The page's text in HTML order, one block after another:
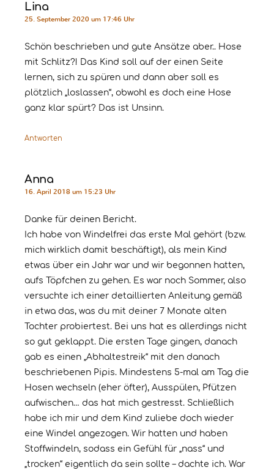
Lina
25. September 2020 um 17:46 Uhr
Schön beschrieben und gute Ansätze aber.. Hose
mit Schlitz?! Das Kind soll auf der einen Seite
lernen, sich zu spüren und dann aber soll es
plötzlich „loslassen“, obwohl es doch eine Hose
ganz klar spürt? Das ist Unsinn.
Antworten
Anna
16. April 2018 um 15:23 Uhr
Danke für deinen Bericht.
Ich habe von Windelfrei das erste Mal gehört (bzw.
mich wirklich damit beschäftigt), als mein Kind
etwas über ein Jahr war und wir begonnen hatten,
aufs Töpfchen zu gehen. Es war noch Sommer, also
versuchte ich einer detaillierten Anleitung gemäß
in etwa das, was du mit deiner 7 Monate alten
Tochter probiertest. Bei uns hat es allerdings nicht
so gut geklappt. Die ersten Tage gingen, danach
gab es einen „Abhaltestreik“ mit den danach
beschriebenen Pipis. Mindestens 5-mal am Tag die
Hosen wechseln (eher öfter), Ausspülen, Pfützen
aufwischen… das hat mich gestresst. Schließlich
habe ich mir und dem Kind zuliebe doch wieder
eine Windel angezogen. Wir hatten und haben
Stoffwindeln, sodass ein Gefühl für „nass“ und
„trocken“ eigentlich da sein sollte – dachte ich. War